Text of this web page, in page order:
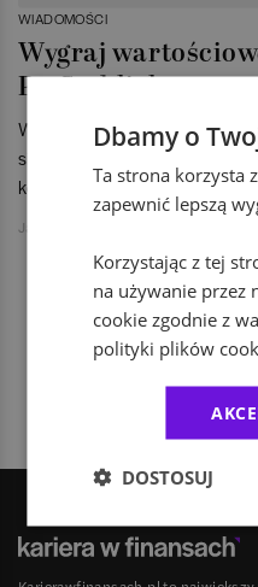
WIADOMOŚCI
Wygraj
PwC z bliska
Wiemy, że analizujesz i
się finansami, prawem
konsultingową.
Jakub Jański
Dbamy o
Ta strona korzysta
zapewnić lepszą
Korzystając z tej
na używanie przez
cookie zgodnie z
polityki plików
DOSTOSUJ